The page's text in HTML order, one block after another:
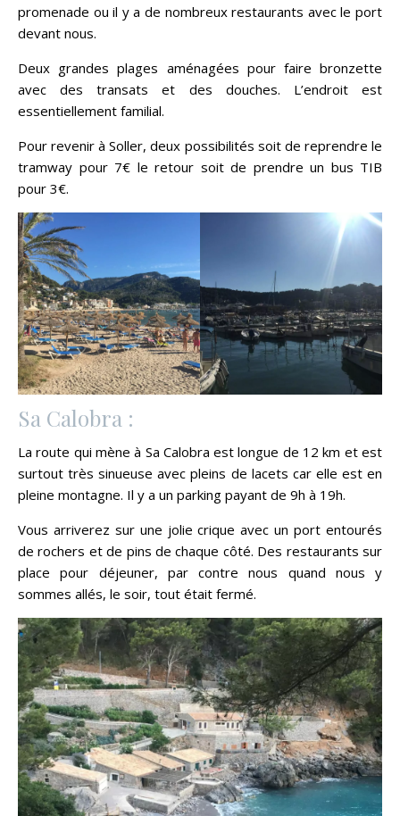
promenade ou il y a de nombreux restaurants avec le port
devant nous.
Deux grandes plages aménagées pour faire bronzette
avec des transats et des douches. L’endroit est
essentiellement familial.
Pour revenir à Soller, deux possibilités soit de reprendre le
tramway pour 7€ le retour soit de prendre un bus TIB
pour 3€.
Sa Calobra :
La route qui mène à Sa Calobra est longue de 12 km et est
surtout très sinueuse avec pleins de lacets car elle est en
pleine montagne. Il y a un parking payant de 9h à 19h.
Vous arriverez sur une jolie crique avec un port entourés
de rochers et de pins de chaque côté. Des restaurants sur
place pour déjeuner, par contre nous quand nous y
sommes allés, le soir, tout était fermé.